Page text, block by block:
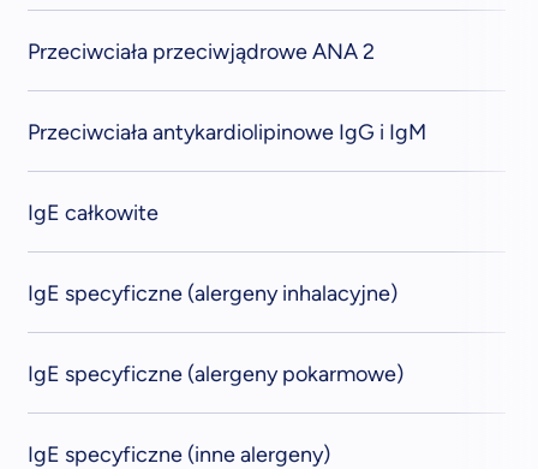
Przeciwciała przeciwjądrowe ANA 2
Przeciwciała antykardiolipinowe IgG i IgM
IgE całkowite
IgE specyficzne (alergeny inhalacyjne)
IgE specyficzne (alergeny pokarmowe)
IgE specyficzne (inne alergeny)